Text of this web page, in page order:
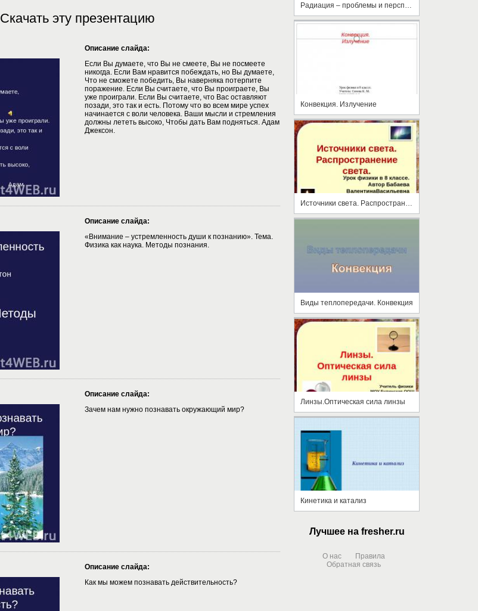
Скачать эту презентацию
Описание слайда:
Если Вы думаете, что Вы не смеете, Вы не посмеете
никогда. Если Вам нравится побеждать, но Вы думаете,
Что не сможете победить, Вы наверняка потерпите
поражение. Если Вы считаете, что Вы проиграете, Вы
уже проиграли. Если Вы считаете, что Вас оставляют
позади, это так и есть. Потому что во всем мире успех
начинается с воли человека. Ваши мысли и стремления
должны лететь высоко, Чтобы дать Вам подняться. Адам
Джексон.
Описание слайда:
«Внимание – устремленность души к познанию». Тема.
Физика как наука. Методы познания.
Описание слайда:
Зачем нам нужно познавать окружающий мир?
Описание слайда:
Как мы можем познавать действительность?
Радиация – проблемы и перспективы
Конвекция. Излучение
Источники света. Распространение света.
Виды теплопередачи. Конвекция
Линзы.Оптическая сила линзы
Кинетика и катализ
Лучшее на fresher.ru
О нас
Правила
Обратная связь